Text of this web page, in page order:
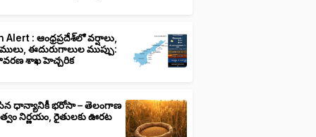
Alert : ఆంధ్రప్రదేశ్‌లో వర్షాలు,
ఈదురుగాలుల ముప్పు:
శాఖ హెచ్చరిక
ధాన్యానికీ భరోసా – తెలంగాణ
నిర్ణయం, రైతులకు ఊరట